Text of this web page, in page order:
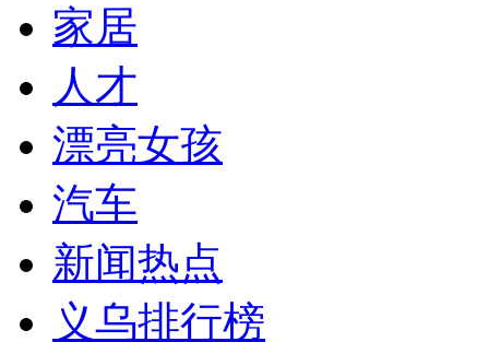
家居
人才
漂亮女孩
汽车
新闻热点
义乌排行榜